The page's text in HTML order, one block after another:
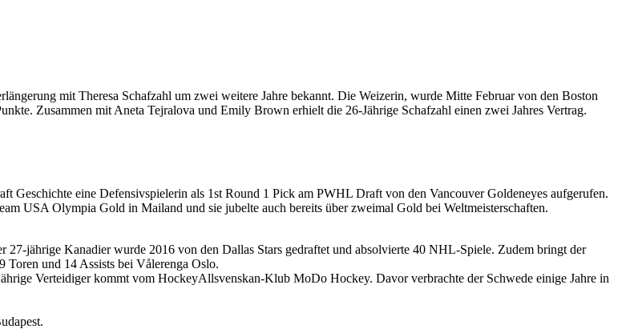
mit Theresa Schafzahl um zwei weitere Jahre bekannt. Die Weizerin, wurde Mitte Februar von den Boston
Zusammen mit Aneta Tejralova und Emily Brown erhielt die 26-Jährige Schafzahl einen zwei Jahres Vertrag.
Geschichte eine Defensivspielerin als 1st Round 1 Pick am PWHL Draft von den Vancouver Goldeneyes aufgerufen.
USA Olympia Gold in Mailand und sie jubelte auch bereits über zweimal Gold bei Weltmeisterschaften.
jährige Kanadier wurde 2016 von den Dallas Stars gedraftet und absolvierte 40 NHL-Spiele. Zudem bringt der
und 14 Assists bei Vålerenga Oslo.
Verteidiger kommt vom HockeyAllsvenskan-Klub MoDo Hockey. Davor verbrachte der Schwede einige Jahre in